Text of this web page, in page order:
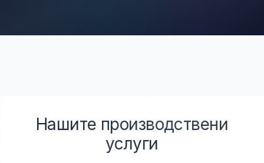
Нашите производствени
услуги